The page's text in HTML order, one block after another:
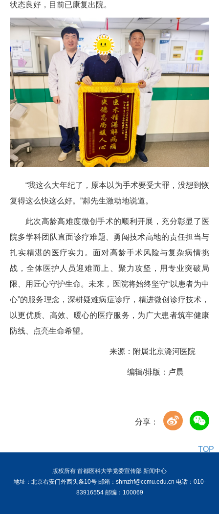
状态良好，目前已康复出院。
“我这么大年纪了，原本以为手术要受大罪，没想到恢
复得这么快这么好。”郝先生激动地说道。
此次高龄高难度微创手术的顺利开展，充分彰显了医
院多学科团队直面诊疗难题、勇闯技术高地的责任担当与
扎实精湛的医疗实力。面对高龄手术风险与复杂病情挑
战，全体医护人员迎难而上、聚力攻坚，用专业突破局
限、用匠心守护生命。未来，医院将始终坚守“以患者为中
心”的服务理念，深耕疑难病症诊疗，精进微创诊疗技术，
以更优质、高效、暖心的医疗服务，为广大患者筑牢健康
防线、点亮生命希望。
来源：附属北京潞河医院
编辑/排版：卢晨
分享：
版权所有 首都医科大学党委宣传部 新闻中心
地址：北京右安门外西头条10号 邮箱：shmzhf@ccmu.edu.cn 电话：010-
83916554 邮编：100069
TOP